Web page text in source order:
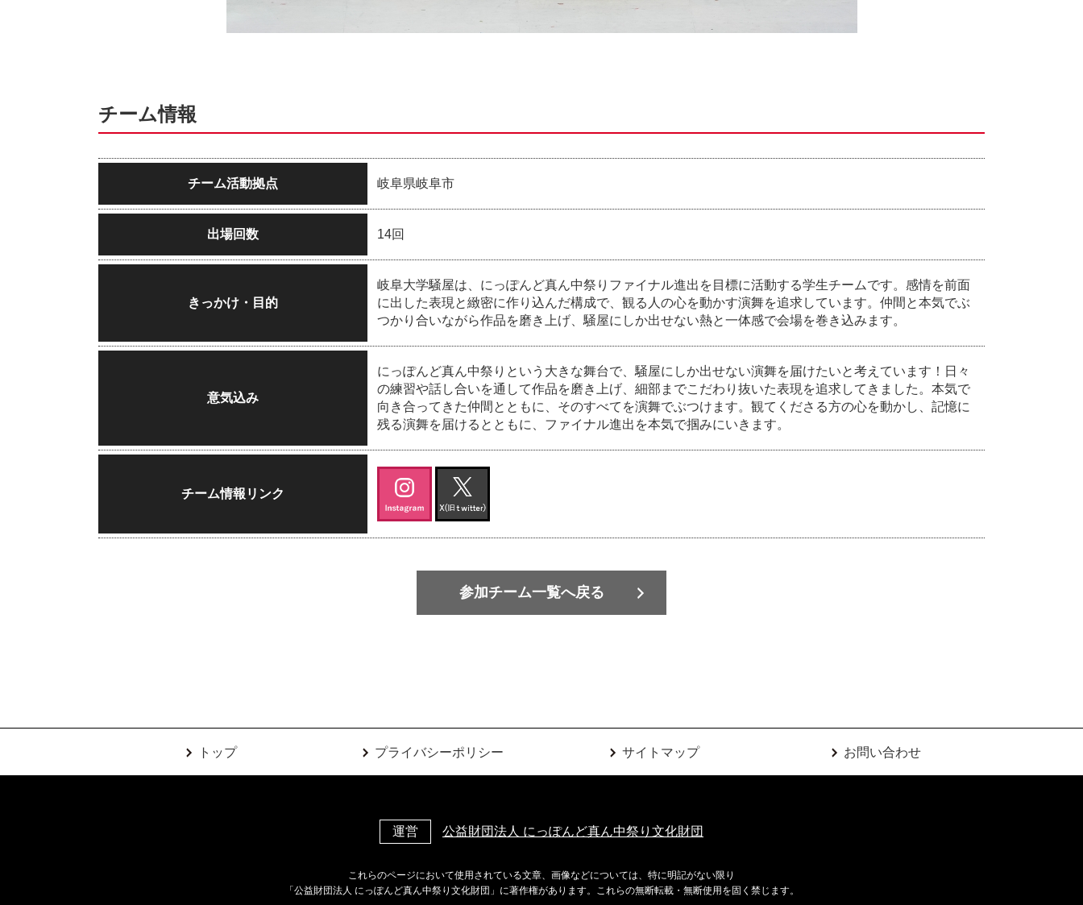
チーム情報
チーム活動拠点 岐阜県岐阜市
出場回数 14回
きっかけ・目的
岐阜大学騒屋は、にっぽんど真ん中祭りファイナル進出を目標に活動する学生チームです。感情を前面
に出した表現と緻密に作り込んだ構成で、観る人の心を動かす演舞を追求しています。仲間と本気でぶ
つかり合いながら作品を磨き上げ、騒屋にしか出せない熱と一体感で会場を巻き込みます。
意気込み
にっぽんど真ん中祭りという大きな舞台で、騒屋にしか出せない演舞を届けたいと考えています！日々
の練習や話し合いを通して作品を磨き上げ、細部までこだわり抜いた表現を追求してきました。本気で
向き合ってきた仲間とともに、そのすべてを演舞でぶつけます。観てくださる方の心を動かし、記憶に
残る演舞を届けるとともに、ファイナル進出を本気で掴みにいきます。
チーム情報リンク
参加チーム一覧へ戻る
トップ プライバシーポリシー サイトマップ お問い合わせ
運営 公益財団法人 にっぽんど真ん中祭り文化財団
これらのページにおいて使用されている文章、画像などについては、特に明記がない限り
「公益財団法人 にっぽんど真ん中祭り文化財団」に著作権があります。これらの無断転載・無断使用を固く禁じます。